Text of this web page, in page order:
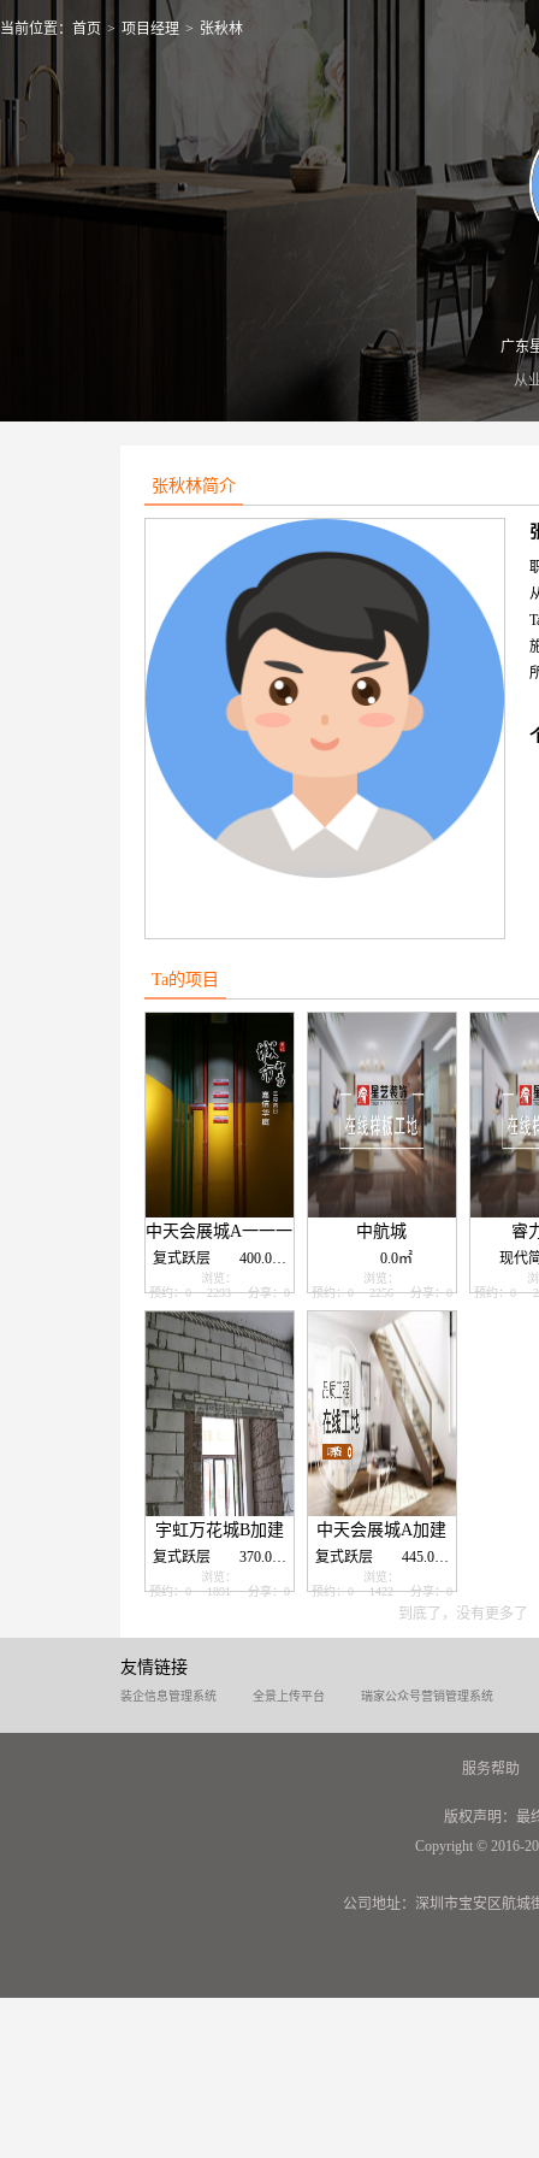
当前位置： 首页 > 项目经理 > 张秋林
广东
从
张秋林简介
Ta的项目
中天会展城A一一一
复式跃层 400.0㎡
预约：0
浏览：
2293
分享：0
中航城
0.0㎡
预约：0
浏览：
2256
分享：0
睿
现代
预约：0
宇虹万花城B加建
复式跃层 370.0㎡
预约：0
浏览：
1891
分享：0
中天会展城A加建
复式跃层 445.0㎡
预约：0
浏览：
1422
分享：0
到底了，没有更多了
友情链接
装企信息管理系统 全景上传平台 瑞家公众号营销管理系统
服务帮助
版权声明：最
Copyright © 2016-
公司地址：深圳市宝安区航城